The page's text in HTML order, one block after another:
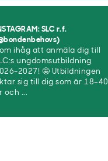
SLC r.f.
ihåg att anmäla dig till
ungdomsutbildning
2027! 🤩 Utbildningen
sig till dig som är 18–40
och ...